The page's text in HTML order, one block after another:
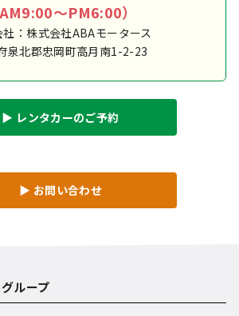
AM9:00～PM6:00）
：株式会社ABAモータース
泉北郡忠岡町高月南1-2-23
▶︎ レンタカーのご予約
▶︎ お問い合わせ
ループ